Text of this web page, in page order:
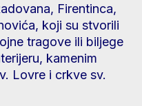
Firentinca,
koji su stvorili
tragove ili biljege
kamenim
Lovre i crkve sv.